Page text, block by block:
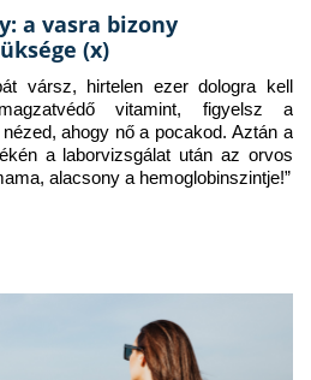
a vasra bizony
(x)
vársz, hirtelen ezer dologra kell
vitamint, figyelsz a
ahogy nő a pocakod. Aztán a
a laborvizsgálat után az orvos
alacsony a hemoglobinszintje!”